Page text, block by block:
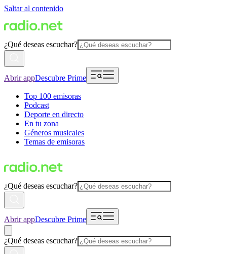
Saltar al contenido
¿Qué deseas escuchar?
Abrir appDescubre Prime
Top 100 emisoras
Podcast
Deporte en directo
En tu zona
Géneros musicales
Temas de emisoras
¿Qué deseas escuchar?
Abrir appDescubre Prime
¿Qué deseas escuchar?